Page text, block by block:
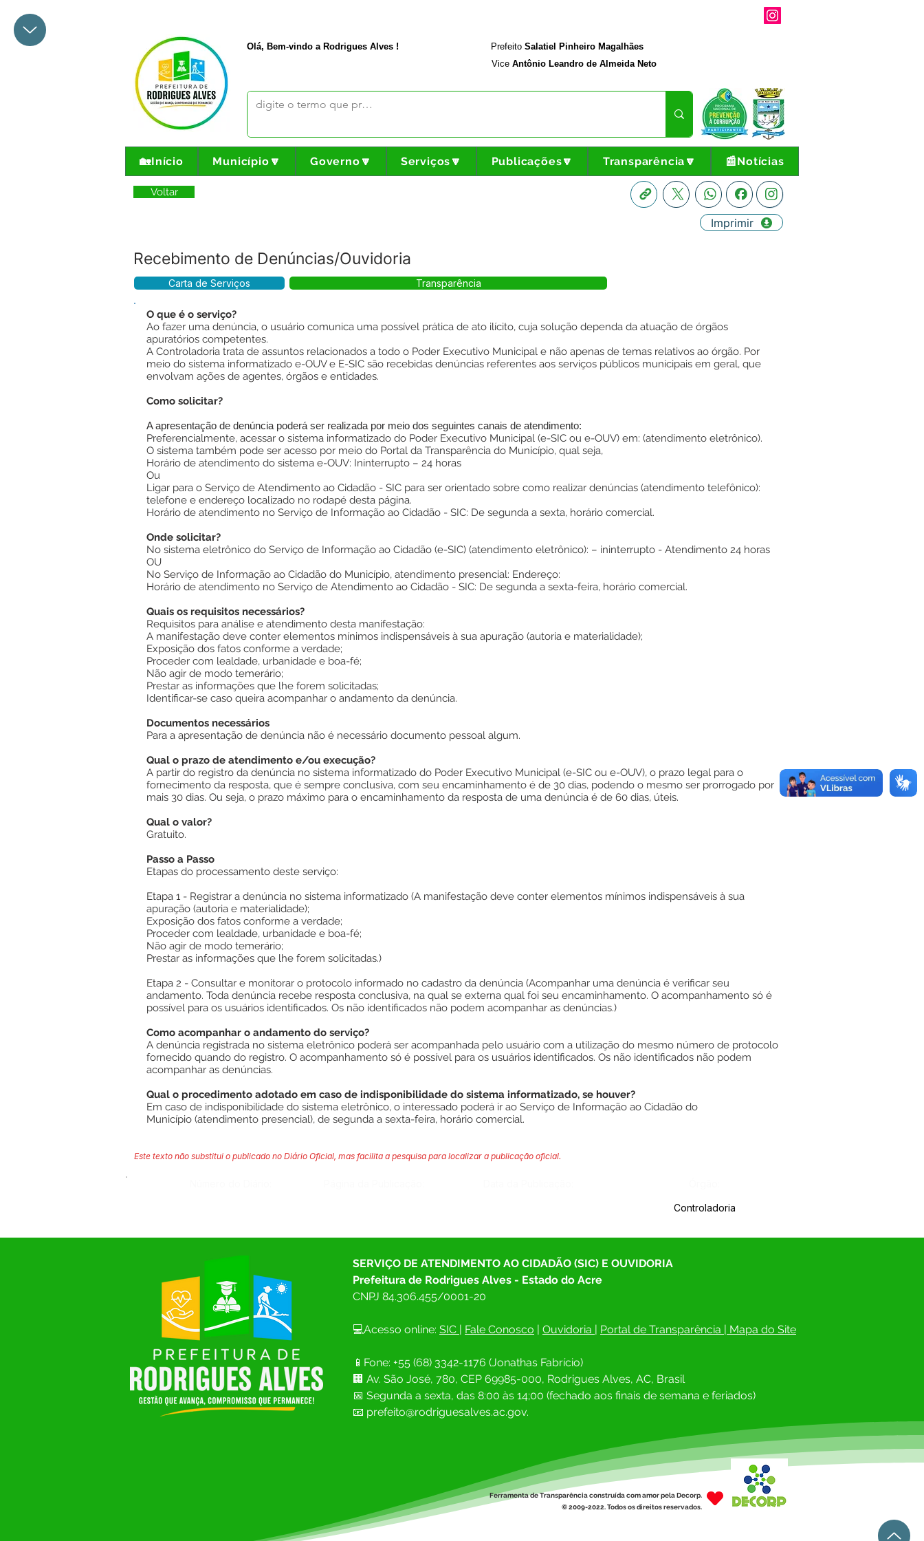
Olá, Bem-vindo a Rodrigues Alves ! Prefeito Salatiel Pinheiro Magalhães
Vice Antônio Leandro de Almeida Neto
🏡Início Município🔽 Governo🔽 Serviços🔽 Publicações🔽 Transparência🔽 📰Notícias
Voltar
Recebimento de Denúncias/Ouvidoria
Imprimir
Carta de Serviços Transparência
O que é o serviço?
Ao fazer uma denúncia, o usuário comunica uma possível prática de ato ilícito, cuja solução dependa da atuação de órgãos
apuratórios competentes.
A Controladoria trata de assuntos relacionados a todo o Poder Executivo Municipal e não apenas de temas relativos ao órgão. Por
meio do sistema informatizado e-OUV e E-SIC são recebidas denúncias referentes aos serviços públicos municipais em geral, que
envolvam ações de agentes, órgãos e entidades.
Como solicitar?
A apresentação de denúncia poderá ser realizada por meio dos seguintes canais de atendimento:
Preferencialmente, acessar o sistema informatizado do Poder Executivo Municipal (e-SIC ou e-OUV) em: (atendimento eletrônico).
O sistema também pode ser acesso por meio do Portal da Transparência do Município, qual seja,
Horário de atendimento do sistema e-OUV: Ininterrupto – 24 horas
Ou
Ligar para o Serviço de Atendimento ao Cidadão - SIC para ser orientado sobre como realizar denúncias (atendimento telefônico):
telefone e endereço localizado no rodapé desta página.
Horário de atendimento no Serviço de Informação ao Cidadão - SIC: De segunda a sexta, horário comercial.
Onde solicitar?
No sistema eletrônico do Serviço de Informação ao Cidadão (e-SIC) (atendimento eletrônico): – ininterrupto - Atendimento 24 horas
OU
No Serviço de Informação ao Cidadão do Município, atendimento presencial: Endereço:
Horário de atendimento no Serviço de Atendimento ao Cidadão - SIC: De segunda a sexta-feira, horário comercial.
Quais os requisitos necessários?
Requisitos para análise e atendimento desta manifestação:
A manifestação deve conter elementos mínimos indispensáveis à sua apuração (autoria e materialidade);
Exposição dos fatos conforme a verdade;
Proceder com lealdade, urbanidade e boa-fé;
Não agir de modo temerário;
Prestar as informações que lhe forem solicitadas;
Identificar-se caso queira acompanhar o andamento da denúncia.
Documentos necessários
Para a apresentação de denúncia não é necessário documento pessoal algum.
Qual o prazo de atendimento e/ou execução?
A partir do registro da denúncia no sistema informatizado do Poder Executivo Municipal (e-SIC ou e-OUV), o prazo legal para o
fornecimento da resposta, que é sempre conclusiva, com seu encaminhamento é de 30 dias, podendo o mesmo ser prorrogado por
mais 30 dias. Ou seja, o prazo máximo para o encaminhamento da resposta de uma denúncia é de 60 dias, úteis.
Qual o valor?
Gratuito.
Passo a Passo
Etapas do processamento deste serviço:
Etapa 1 - Registrar a denúncia no sistema informatizado (A manifestação deve conter elementos mínimos indispensáveis à sua
apuração (autoria e materialidade);
Exposição dos fatos conforme a verdade;
Proceder com lealdade, urbanidade e boa-fé;
Não agir de modo temerário;
Prestar as informações que lhe forem solicitadas.)
Etapa 2 - Consultar e monitorar o protocolo informado no cadastro da denúncia (Acompanhar uma denúncia é verificar seu
andamento. Toda denúncia recebe resposta conclusiva, na qual se externa qual foi seu encaminhamento. O acompanhamento só é
possível para os usuários identificados. Os não identificados não podem acompanhar as denúncias.)
Como acompanhar o andamento do serviço?
A denúncia registrada no sistema eletrônico poderá ser acompanhada pelo usuário com a utilização do mesmo número de protocolo
fornecido quando do registro. O acompanhamento só é possível para os usuários identificados. Os não identificados não podem
acompanhar as denúncias.
Qual o procedimento adotado em caso de indisponibilidade do sistema informatizado, se houver?
Em caso de indisponibilidade do sistema eletrônico, o interessado poderá ir ao Serviço de Informação ao Cidadão do
Município (atendimento presencial), de segunda a sexta-feira, horário comercial.
Este texto não substitui o publicado no Diário Oficial, mas facilita a pesquisa para localizar a publicação oficial.
Controladoria
SERVIÇO DE ATENDIMENTO AO CIDADÃO (SIC) E OUVIDORIA
Prefeitura de Rodrigues Alves - Estado do Acre
CNPJ 84.306.455/0001-20
💻Acesso online: SIC | Fale Conosco | Ouvidoria | Portal de Transparência | Mapa do Site
📱Fone: +55 (68) 3342-1176 (Jonathas Fabrício)
🏢 Av. São José, 780, CEP 69985-000, Rodrigues Alves, AC, Brasil
📅 Segunda a sexta, das 8:00 às 14;00 (fechado aos finais de semana e feriados)
📧 prefeito@rodriguesalves.ac.gov.
Ferramenta de Transparência construída com amor pela Decorp.
© 2009-2022. Todos os direitos reservados.